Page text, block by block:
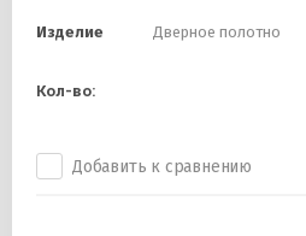
Изделие Дверное полотно
Кол-во:
Добавить к сравнению